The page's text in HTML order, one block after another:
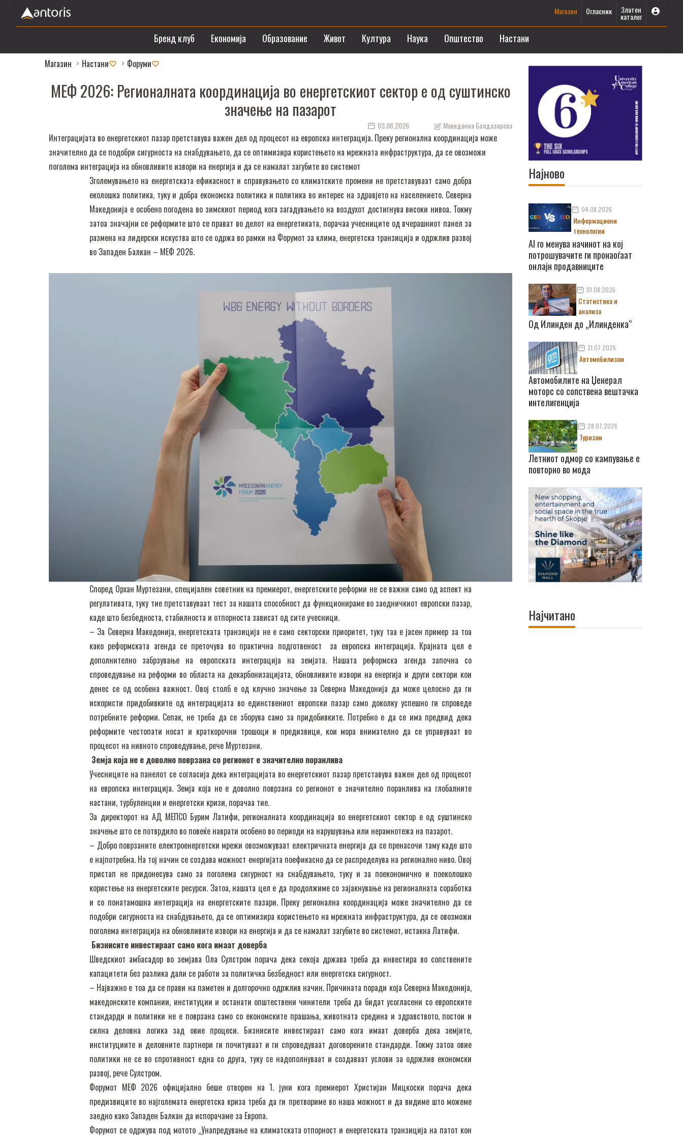
Магазин Огласник Златен
каталог
Бренд клуб Економија Образование Живот Култура Наука Општество Настани
Магазин Настани Форуми
МЕФ 2026: Регионалната координација во енергетскиот сектор е од суштинско
значење на пазарот
03.06.2026 Македонка Балдазарска
Интеграцијата во енергетскиот пазар претставува важен дел од процесот на европска интеграција. Преку регионална координација може
значително да се подобри сигурноста на снабдувањето, да се оптимизира користењето на мрежната инфраструктура, да се овозможи
поголема интеграција на обновливите извори на енергија и да се намалат загубите во системот
Зголемувањето на енергетската ефикасност и справувањето со климатските промени не претставуваат само добра
еколошка политика, туку и добра економска политика и политика во интерес на здравјето на населението. Северна
Македонија е особено погодена во зимскиот период кога загадувањето на воздухот достигнува високи нивоа. Токму
затоа значајни се реформите што се прават во делот на енергетиката, порачаа учесниците од вчерашниот панел за
размена на лидерски искуства што се одржа во рамки на Форумот за клима, енергетска транзиција и одржлив развој
во Западен Балкан – МЕФ 2026.
Според Орхан Муртезани, специјален советник на премиерот, енергетските реформи не се важни само од аспект на
регулативата, туку тие претставуваат тест за нашата способност да функционираме во заедничкиот европски пазар,
каде што безбедноста, стабилноста и отпорноста зависат од сите учесници.
– За Северна Македонија, енергетската транзиција не е само секторски приоритет, туку таа е јасен пример за тоа
како реформската агенда се преточува во практична подготвеност за европска интеграција. Крајната цел е
дополнително забрзување на европската интеграција на земјата. Нашата реформска агенда започна со
спроведување на реформи во областа на декарбонизацијата, обновливите извори на енергија и други сектори кои
денес се од особена важност. Овој столб е од клучно значење за Северна Македонија да може целосно да ги
искористи придобивките од интеграцијата во единствениот европски пазар само доколку успешно ги спроведе
потребните реформи. Сепак, не треба да се зборува само за придобивките. Потребно е да се има предвид дека
реформите честопати носат и краткорочни трошоци и предизвици, кои мора внимателно да се управуваат во
процесот на нивното спроведување, рече Муртезани.
Земја која не е доволно поврзана со регионот е значително поранлива
Учесниците на панелот се согласија дека интеграцијата во енергетскиот пазар претставува важен дел од процесот
на европска интеграција. Земја која не е доволно поврзана со регионот е значително поранлива на глобалните
настани, турбуленции и енергетски кризи, порачаа тие.
За директорот на АД МЕПСО Бурим Латифи, регионалната координација во енергетскиот сектор е од суштинско
значење што се потврдило во повеќе наврати особено во периоди на нарушувања или нерамнотежа на пазарот.
– Добро поврзаните електроенергетски мрежи овозможуваат електричната енергија да се пренасочи таму каде што
е најпотребна. На тој начин се создава можност енергијата поефикасно да се распределува на регионално ниво. Овој
пристап не придонесува само за поголема сигурност на снабдувањето, туку и за поекономично и поеколошко
користење на енергетските ресурси. Затоа, нашата цел е да продолжиме со зајакнување на регионалната соработка
и со понатамошна интеграција на енергетските пазари. Преку регионална координација може значително да се
подобри сигурноста на снабдувањето, да се оптимизира користењето на мрежната инфраструктура, да се овозможи
поголема интеграција на обновливите извори на енергија и да се намалат загубите во системот, истакна Латифи.
Бизнисите инвестираат само кога имаат доверба
Шведскиот амбасадор во земјава Ола Сулстром порача дека секоја држава треба да инвестира во сопствените
капацитети без разлика дали се работи за политичка безбедност или енергетска сигурност.
– Најважно е тоа да се прави на паметен и долгорочно одржлив начин. Причината поради која Северна Македонија,
македонските компании, институции и останати општествени чинители треба да бидат усогласени со европските
стандарди и политики не е поврзана само со економските прашања, животната средина и здравството, постои и
силна деловна логика зад овие процеси. Бизнисите инвестираат само кога имаат доверба дека земјите,
институциите и деловните партнери ги почитуваат и ги спроведуваат договорените стандарди. Токму затоа овие
политики не се во спротивност една со друга, туку се надополнуваат и создаваат услови за одржлив економски
развој, рече Сулстром.
Форумот МЕФ 2026 официјално беше отворен на 1. јуни кога премиерот Христијан Мицкоски порача дека
предизвиците во најголемата енергетска криза треба да ги претвориме во наша можност и да видиме што можеме
заедно како Западен Балкан да испорачаме за Европа.
Форумот се одржува под мотото „Унапредување на климатската отпорност и енергетската транзиција на патот кон
Најново
04.08.2026
Информациони
технологии
AI го менува начинот на кој
потрошувачите ги пронаоѓаат
онлајн продавниците
01.08.2026
Статистика и
анализа
Од Илинден до „Илинденка“
31.07.2026
Автомобилизам
Автомобилите на Џенерал
моторс со сопствена вештачка
интелигенција
28.07.2026
Туризам
Летниот одмор со кампување е
повторно во мода
Најчитано